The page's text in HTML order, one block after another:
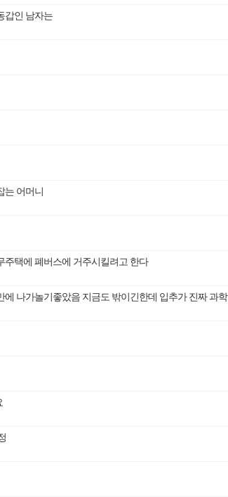
갑인 남자는
는 어머니
주택에 폐버스에 거주시킬려고 한다
에 나가놀기좋았음 지금도 밖이긴한데 입추가 진짜 과학